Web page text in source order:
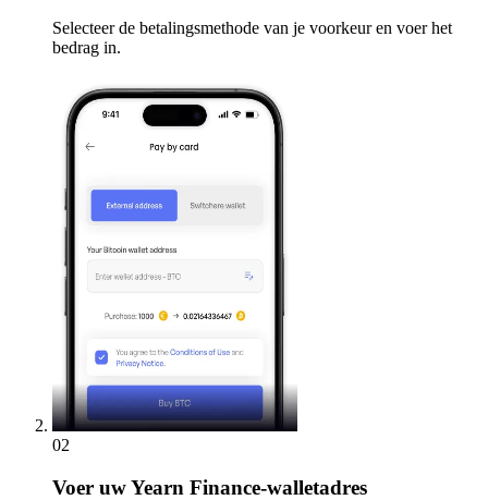
Selecteer de betalingsmethode van je voorkeur en voer het
bedrag in.
02
Voer uw Yearn Finance-walletadres